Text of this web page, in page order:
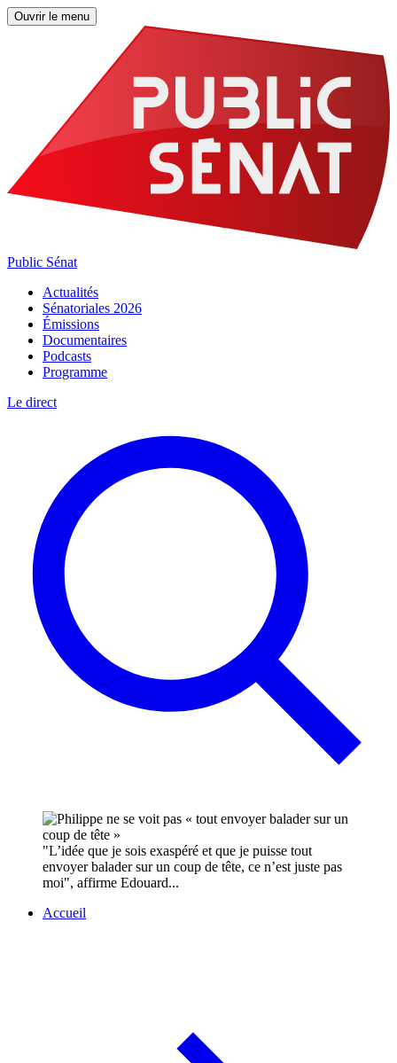
Ouvrir le menu
Public Sénat
Actualités
Sénatoriales 2026
Émissions
Documentaires
Podcasts
Programme
Le direct
"L’idée que je sois exaspéré et que je puisse tout
envoyer balader sur un coup de tête, ce n’est juste pas
moi", affirme Edouard...
Accueil